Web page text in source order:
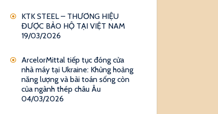
KTK STEEL – THƯƠNG HIỆU
ĐƯỢC BẢO HỘ TẠI VIỆT NAM
19/03/2026
ArcelorMittal tiếp tục đóng cửa
nhà máy tại Ukraine: Khủng hoảng
năng lượng và bài toán sống còn
của ngành thép châu Âu
04/03/2026